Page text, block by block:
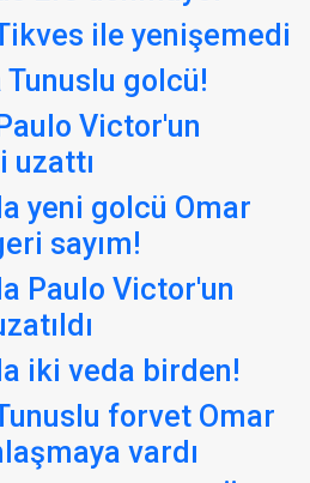
ile yenişemedi
golcü!
Victor'un
uzattı
yeni golcü Omar
sayım!
Paulo Victor'un
iki veda birden!
forvet Omar
vardı